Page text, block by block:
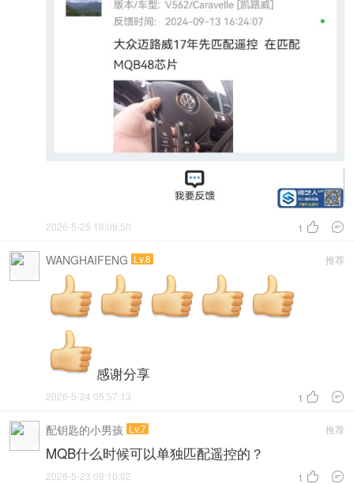
1  
2026-5-25 16:09:50
推荐
WANGHAIFENG Lv.8
感谢分享
1  
2026-5-24 05:57:13
推荐
配钥匙的小男孩 Lv.7
MQB什么时候可以单独匹配遥控的？
1  
2026-5-23 08:10:02